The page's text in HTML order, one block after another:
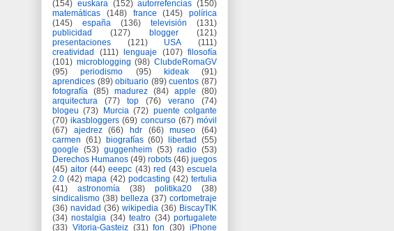
(154) euskara (152) autorrefencias (150)
matemáticas
(148) france (145)
polírica
(145)
españa (136) televisión
(131)
publicidad
(127) blogger
(121)
presentaciones
(121) USA
(111)
creatividad
(111) lenguaje (107) filosofía
(101) microblogging (98) ClubdeRomaGV
(95)
periodismo (95) kideak
(91)
aprendices (89) obituario (89) cuentos (87)
fotografía (85) madurez (84) apple
(80)
arquitectura
(77) top (76) verano
(74)
blogeu (73) Murcia (72) puente colgante
(70) ikasbloggers (69) concurso (67) móvil
(67)
ajedrez (66) hdr (66) museo
(64)
carmen (61) biografías (60) libertad
(55)
google (53) guggenheim (53) radio (53)
Derechos Humanos (49) robots (46) juegos
(45) aitor (44) eeepc (43) red (43) escuela
2.0 (42) mapa (42) podcasting (42) tertulia
(41)
astronomía (38) politika20
(38)
sindicalismo (38) belleza (37) cortometraje
(36) navidad (36) wikipedia (36) BiscayTIK
(34) nostalgia (34) teatro (34) portugalete
(33) Vitoria-Gasteiz (31) fon (30) iPhone